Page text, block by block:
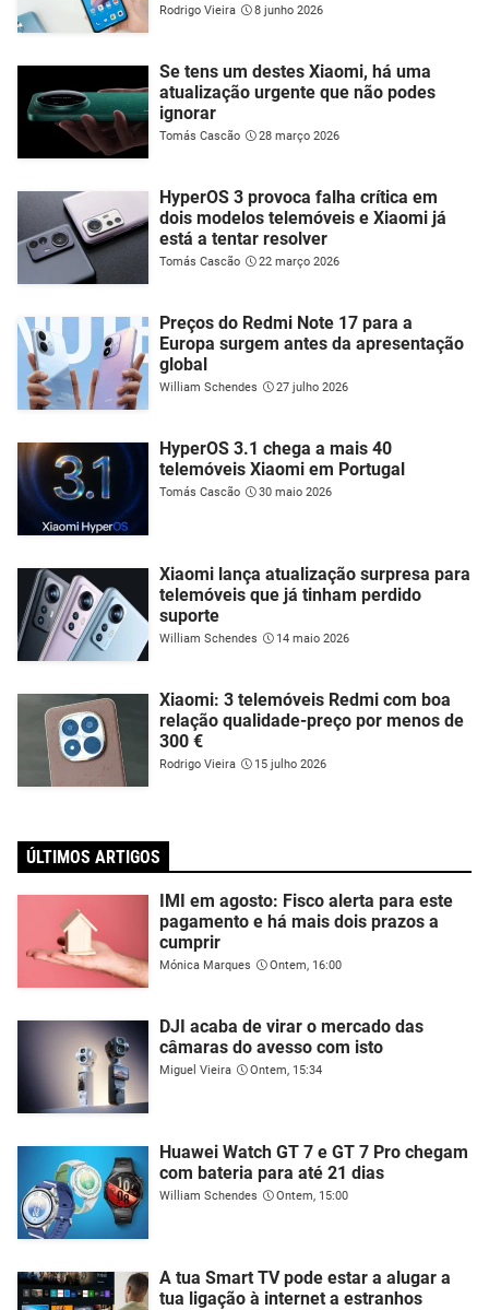
Rodrigo Vieira 8 junho 2026
Se tens um destes Xiaomi, há uma
atualização urgente que não podes
ignorar
Tomás Cascão 28 março 2026
HyperOS 3 provoca falha crítica em
dois modelos telemóveis e Xiaomi já
está a tentar resolver
Tomás Cascão 22 março 2026
Preços do Redmi Note 17 para a
Europa surgem antes da apresentação
global
William Schendes 27 julho 2026
HyperOS 3.1 chega a mais 40
telemóveis Xiaomi em Portugal
Tomás Cascão 30 maio 2026
Xiaomi lança atualização surpresa para
telemóveis que já tinham perdido
suporte
William Schendes 14 maio 2026
Xiaomi: 3 telemóveis Redmi com boa
relação qualidade-preço por menos de
300 €
Rodrigo Vieira 15 julho 2026
ÚLTIMOS ARTIGOS
IMI em agosto: Fisco alerta para este
pagamento e há mais dois prazos a
cumprir
Mónica Marques Ontem, 16:00
DJI acaba de virar o mercado das
câmaras do avesso com isto
Miguel Vieira Ontem, 15:34
Huawei Watch GT 7 e GT 7 Pro chegam
com bateria para até 21 dias
William Schendes Ontem, 15:00
A tua Smart TV pode estar a alugar a
tua ligação à internet a estranhos